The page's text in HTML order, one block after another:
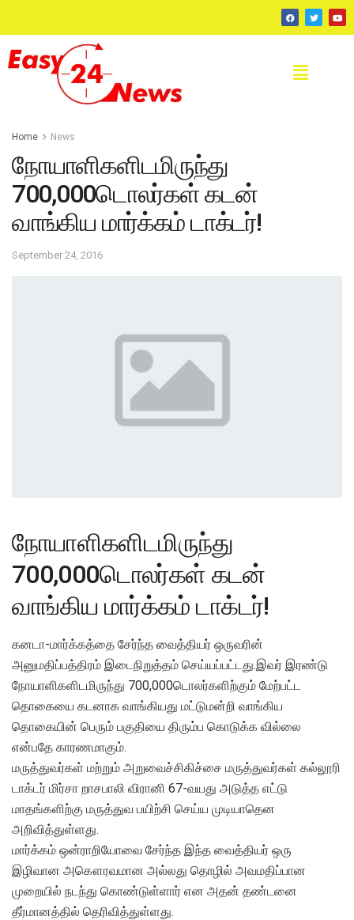
Home News
நோயாளிகளிடமிருந்து
700,000டொலர்கள் கடன்
வாங்கிய மார்க்கம் டாக்டர்!
September 24, 2016
நோயாளிகளிடமிருந்து
700,000டொலர்கள் கடன்
வாங்கிய மார்க்கம் டாக்டர்!
கனடா-மார்க்கத்தை சேர்ந்த வைத்தியர் ஒருவரின்
அனுமதிப்பத்திரம் இடைநிறுத்தம் செய்யப்பட்டது.இவர் இரண்டு
நோயாளிகளிடமிருந்து 700,000டொலர்களிற்கும் மேற்பட்ட
தொகையை கடனாக வாங்கியது மட்டுமன்றி வாங்கிய
தொகையின் பெரும் பகுதியை திரும்ப கொடுக்க வில்லை
என்பதே காரணமாகும்.
மருத்துவர்கள் மற்றும் அறுவைச்சிகிச்சை மருத்துவர்கள் கல்லூரி
டாக்டர் மிர்சா றாசபாலி விரானி 67-வயது அடுத்த எட்டு
மாதங்களிற்கு மருத்துவ பயிற்சி செய்ய முடியாதென
அறிவித்துள்ளது.
மார்க்கம் ஒன்ராறியோவை சேர்ந்த இந்த வைத்தியர் ஒரு
இழிவான அகௌரவமான அல்லது தொழில் அவமதிப்பான
முறையில் நடந்து கொண்டுள்ளார் என அதன் தண்டனை
தீர்மானத்தில் தெரிவித்துள்ளது.